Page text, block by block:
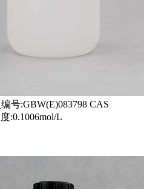
编号:GBW(E)083798 CAS
:0.1006mol/L